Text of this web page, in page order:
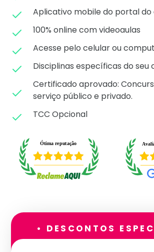
Aplicativo mobile do portal do
100% online com videoaulas
Acesse pelo celular ou
Disciplinas específicas do seu
Certificado aprovado: C
serviço público e privado.
TCC Opcional
• DESCONTOS